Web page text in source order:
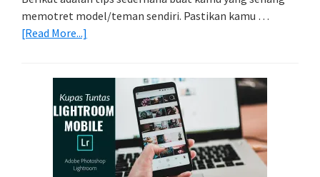
memotret model/teman sendiri. Pastikan kamu …
[Read More...]
Sederhana:
Memadukan
Foto
Light
Trail
Dengan